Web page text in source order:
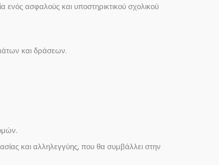
ενός ασφαλούς και υποστηρικτικού σχολικού
και δράσεων.
και αλληλεγγύης, που θα συμβάλλει στην